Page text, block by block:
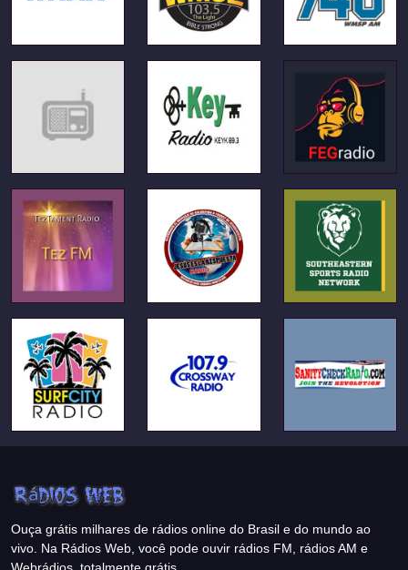
Ouça grátis milhares de rádios online do Brasil e do mundo ao
vivo. Na Rádios Web, você pode ouvir rádios FM, rádios AM e